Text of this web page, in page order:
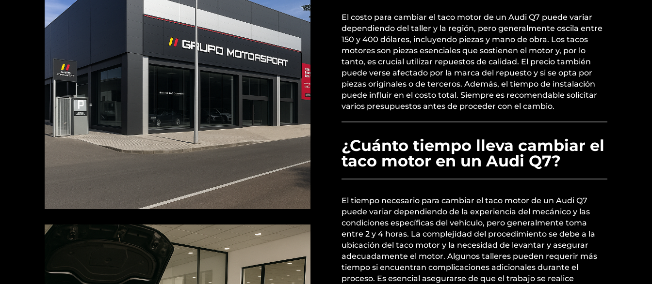
El costo para cambiar el taco motor de un Audi Q7 puede variar
dependiendo del taller y la región, pero generalmente oscila entre
150 y 400 dólares, incluyendo piezas y mano de obra. Los tacos
motores son piezas esenciales que sostienen el motor y, por lo
tanto, es crucial utilizar repuestos de calidad. El precio también
puede verse afectado por la marca del repuesto y si se opta por
piezas originales o de terceros. Además, el tiempo de instalación
puede influir en el costo total. Siempre es recomendable solicitar
varios presupuestos antes de proceder con el cambio.
¿Cuánto tiempo lleva cambiar el
taco motor en un Audi Q7?
El tiempo necesario para cambiar el taco motor de un Audi Q7
puede variar dependiendo de la experiencia del mecánico y las
condiciones específicas del vehículo, pero generalmente toma
entre 2 y 4 horas. La complejidad del procedimiento se debe a la
ubicación del taco motor y la necesidad de levantar y asegurar
adecuadamente el motor. Algunos talleres pueden requerir más
tiempo si encuentran complicaciones adicionales durante el
proceso. Es esencial asegurarse de que el trabajo se realice